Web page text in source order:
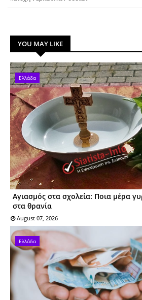
YOU MAY LIKE
Ελλάδα
Αγιασμός στα σχολεία: Ποια μέρα
στα θρανία
August 07, 2026
Ελλάδα